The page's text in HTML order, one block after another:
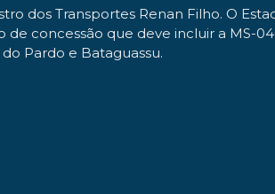
dos Transportes Renan Filho. O
de concessão que deve incluir a
Pardo e Bataguassu.